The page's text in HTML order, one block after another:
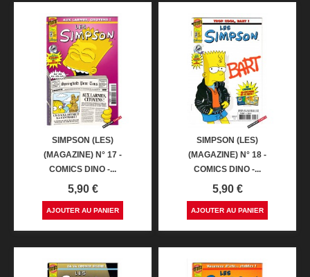
SIMPSON (LES)
(MAGAZINE) N° 17 -
COMICS DINO -...
Prix
5,90 €
AJOUTER AU PANIER
SIMPSON (LES)
(MAGAZINE) N° 18 -
COMICS DINO -...
Prix
5,90 €
AJOUTER AU PANIER